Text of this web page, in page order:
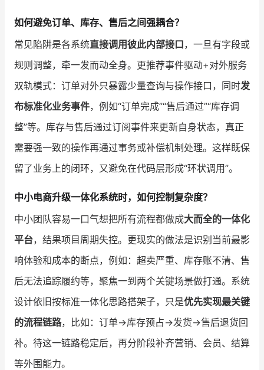
如何避免订单、库存、售后之间强耦合？
常见陷阱是各系统直接调用彼此内部接口，一旦有字段或
规则调整，牵一发而动全身。更推荐事件驱动+对外服务
双轨模式：订单对外只暴露少量查询与操作接口，同时发
布标准化业务事件，例如“订单完成”“售后通过”“库存调
整”等。库存与售后通过订阅事件来更新自身状态，真正
需要强一致的操作再通过事务或补偿机制处理。这样既保
留了业务上的闭环，又避免在代码层形成“环状调用”。
中小电商升级一体化系统时，如何控制复杂度？
中小团队容易一口气想把所有流程都做成大而全的一体化
平台，结果项目周期失控。更现实的做法是识别当前最影
响体验和成本的断点，例如：超卖严重、库存账不清、售
后无法追踪履约等，聚焦一到两个关键场景做打通。系统
设计依旧按标准一体化思路搭架子，只是优先实现最关键
的流程链路，比如：订单→库存预占→发货→售后退货回
补。待这一链路稳定后，再分阶段补齐营销、会员、结算
等外围能力。